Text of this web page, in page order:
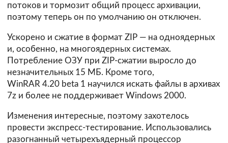
потоков и тормозит общий процесс архивации,
поэтому теперь он по умолчанию он отключен.
Ускорено и сжатие в формат ZIP — на одноядерных
и, особенно, на многоядерных системах.
Потребление ОЗУ при ZIP-сжатии выросло до
незначительных 15 МБ. Кроме того,
WinRAR 4.20 beta 1 научился искать файлы в архивах
7z и более не поддерживает Windows 2000.
Изменения интересные, поэтому захотелось
провести экспресс-тестирование. Использовались
разогнанный четырехъядерный процессор